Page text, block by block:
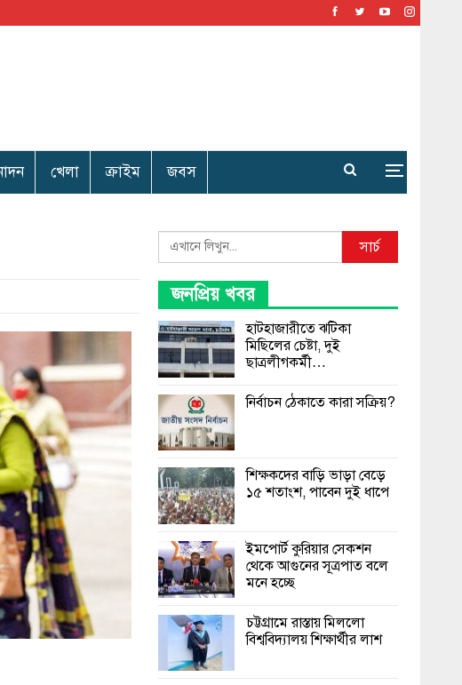
খেলা ক্রাইম জবস
Search সার্চ
জনপ্রিয় খবর
হাটহাজারীতে ঝটিকা
মিছিলের চেষ্টা, দুই
ছাত্রলীগকর্মী…
নির্বাচন ঠেকাতে কারা সক্রিয়?
শিক্ষকদের বাড়ি ভাড়া বেড়ে
১৫ শতাংশ, পাবেন দুই ধাপে
ইমপোর্ট কুরিয়ার সেকশন
থেকে আগুনের সূত্রপাত বলে
মনে হচ্ছে
চট্টগ্রামে রাস্তায় মিললো
বিশ্ববিদ্যালয় শিক্ষার্থীর লাশ